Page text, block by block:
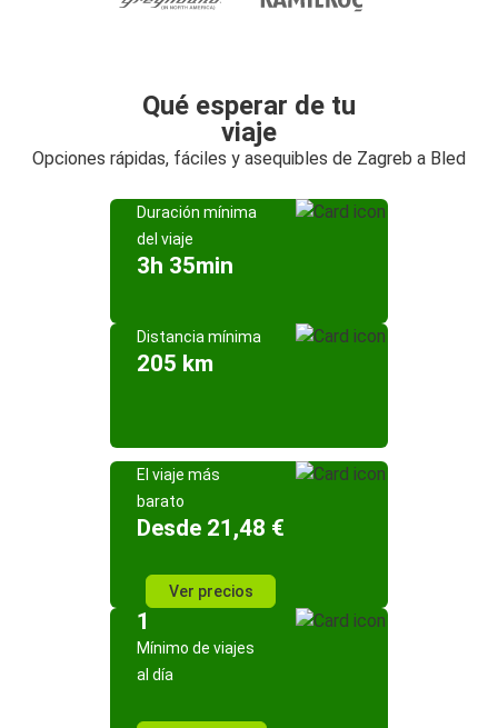
Qué esperar de tu
viaje
Opciones rápidas, fáciles y asequibles de Zagreb a Bled
Duración mínima
del viaje
3h 35min
Distancia mínima
205 km
El viaje más
barato
Desde 21,48 €
Ver precios
1
Mínimo de viajes
al día